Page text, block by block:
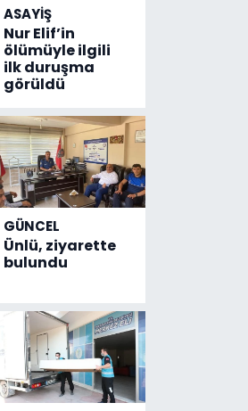
ASAYİŞ
Nur Elif’in
ölümüyle ilgili
ilk duruşma
görüldü
GÜNCEL
Ünlü, ziyarette
bulundu